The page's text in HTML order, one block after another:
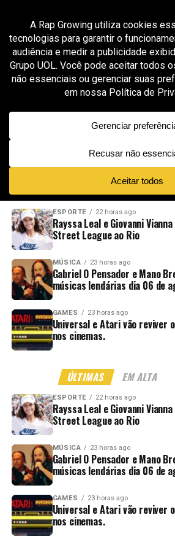
All posts tagged "Kayblack A
MÚSICA 3 meses ago
Kayblack inicia nova fase
prévia viral bater 1,5
horas
NOVIDADES EM ALTA
ESPORTE 22 horas ago
Rayssa Leal e Giovanni
Street League ao Rio
MÚSICA 23 horas ago
Gabriel O Pensador e Mano
músicas lendárias dia 06 de
GAMES 23 horas ago
Universal e Atari vão reviver
nos cinemas.
ÚLTIMAS EM ALTA
ESPORTE 22 horas ago
Rayssa Leal e Giovanni
Street League ao Rio
MÚSICA 23 horas ago
Gabriel O Pensador e Mano
músicas lendárias dia 06 de
GAMES 23 horas ago
Universal e Atari vão reviver
nos cinemas.